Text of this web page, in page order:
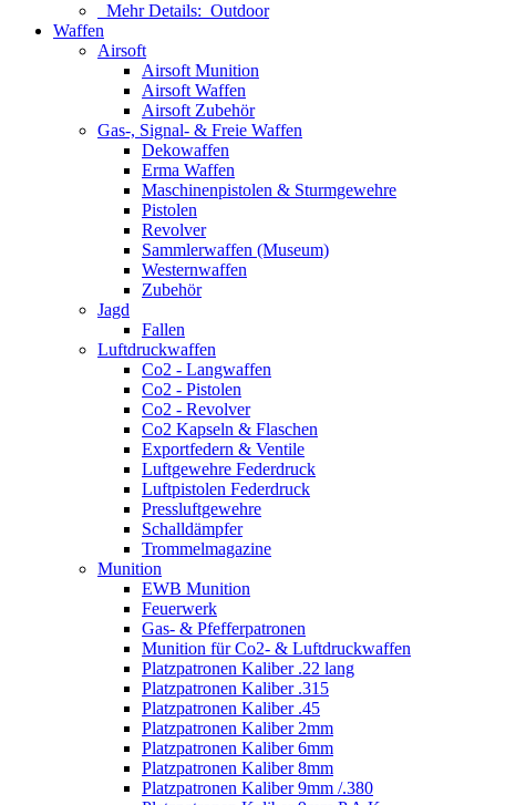
Mehr Details: Outdoor
Waffen
Airsoft
Airsoft Munition
Airsoft Waffen
Airsoft Zubehör
Gas-, Signal- & Freie Waffen
Dekowaffen
Erma Waffen
Maschinenpistolen & Sturmgewehre
Pistolen
Revolver
Sammlerwaffen (Museum)
Westernwaffen
Zubehör
Jagd
Fallen
Luftdruckwaffen
Co2 - Langwaffen
Co2 - Pistolen
Co2 - Revolver
Co2 Kapseln & Flaschen
Exportfedern & Ventile
Luftgewehre Federdruck
Luftpistolen Federdruck
Pressluftgewehre
Schalldämpfer
Trommelmagazine
Munition
EWB Munition
Feuerwerk
Gas- & Pfefferpatronen
Munition für Co2- & Luftdruckwaffen
Platzpatronen Kaliber .22 lang
Platzpatronen Kaliber .315
Platzpatronen Kaliber .45
Platzpatronen Kaliber 2mm
Platzpatronen Kaliber 6mm
Platzpatronen Kaliber 8mm
Platzpatronen Kaliber 9mm /.380